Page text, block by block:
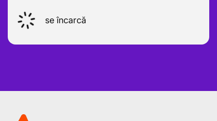
se încarcă